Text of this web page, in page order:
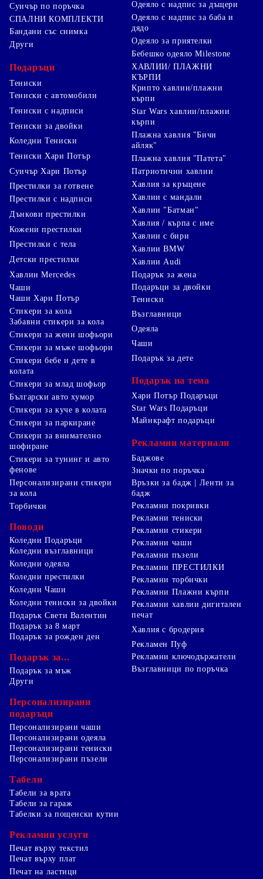
Суичър по поръчка
СПАЛНИ КОМПЛЕКТИ
Бандани със снимка
Други
Подаръци
Тениски
Тениски с автомобили
Тениски с надписи
Тениски за двойки
Коледни Тениски
Тениски Хари Потър
Суичър Хари Потър
Престилки за готвене
Престилки с надписи
Дънкови престилки
Кожени престилки
Престилки с тела
Детски престилки
Одеяло с надпис за дъщери
Одеяло с надпис за баба и
дядо
Одеяло за приятелки
Бебешко одеяло Milestone
ХАВЛИИ/ ПЛАЖНИ
КЪРПИ
Крипто хавлии/плажни
кърпи
Star Wars хавлии/плажни
кърпи
Плажна хавлия "Бичи
айляк"
Плажна хавлия "Патета"
Патриотични хавлии
Хавлия за кръщене
Хавлии с мандали
Хавлии "Батман"
Хавлия / кърпа с име
Хавлии с бири
Хавлии BMW
Хавлии Audi
Хавлии Mercedes
Чаши
Чаши Хари Потър
Стикери за кола
Забавни стикери за кола
Стикери за жени шофьори
Стикери за мъже шофьори
Стикери бебе и дете в
колата
Стикери за млад шофьор
Български авто хумор
Стикери за куче в колата
Стикери за паркиране
Стикери за внимателно
шофиране
Стикери за тунинг и авто
фенове
Персонализирани стикери
за кола
Торбички
Поводи
Коледни Подаръци
Коледни възглавници
Коледни одеяла
Коледни престилки
Коледни Чаши
Коледни тениски за двойки
Подарък Свети Валентин
Подарък за 8 март
Подарък за рожден ден
Подарък за...
Подарък за мъж
Подарък за жена
Подаръци за двойки
Тениски
Възглавници
Одеяла
Чаши
Подарък за дете
Подарък на тема
Хари Потър Подаръци
Star Wars Подаръци
Майнкрафт подаръци
Рекламни материали
Баджове
Значки по поръчка
Връзки за бадж | Ленти за
бадж
Рекламни покривки
Рекламни тениски
Рекламни стикери
Рекламни чаши
Рекламни пъзели
Рекламни ПРЕСТИЛКИ
Рекламни торбички
Рекламни Плажни кърпи
Рекламни хавлии дигитален
печат
Хавлия с бродерия
Рекламен Пуф
Рекламни ключодържатели
Възглавници по поръчка
Други
Персонализирани
подаръци
Персонализирани чаши
Персонализирани одеяла
Персонализирани тениски
Персонализирани пъзели
Табели
Табели за врата
Табели за гараж
Табелки за пощенски кутии
Рекламни услуги
Печат върху текстил
Печат върху плат
Печат на ластици